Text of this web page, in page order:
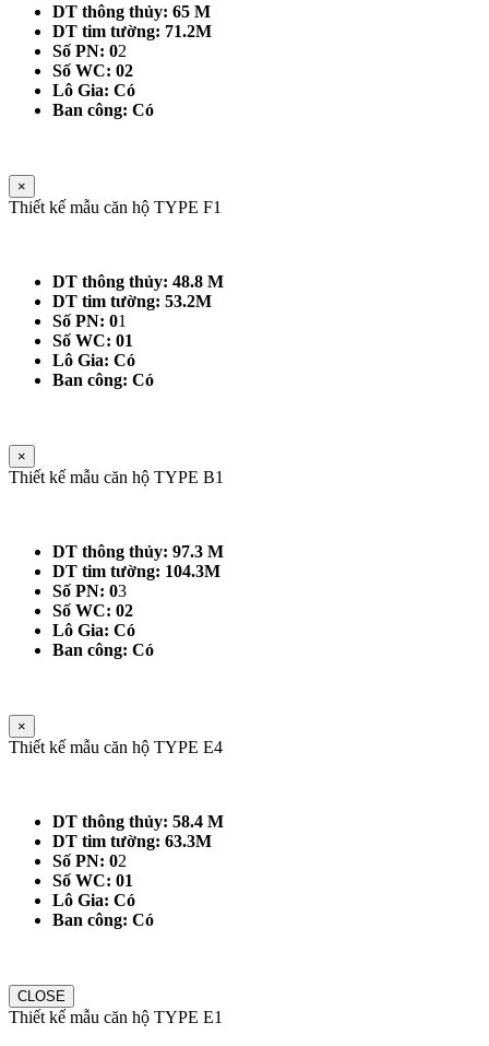
DT thông thủy: 65 M
DT tim tường: 71.2M
Số PN: 02
Số WC: 02
Lô Gia: Có
Ban công: Có
×
Thiết kế mẫu căn hộ TYPE F1
DT thông thủy: 48.8 M
DT tim tường: 53.2M
Số PN: 01
Số WC: 01
Lô Gia: Có
Ban công: Có
×
Thiết kế mẫu căn hộ TYPE B1
DT thông thủy: 97.3 M
DT tim tường: 104.3M
Số PN: 03
Số WC: 02
Lô Gia: Có
Ban công: Có
×
Thiết kế mẫu căn hộ TYPE E4
DT thông thủy: 58.4 M
DT tim tường: 63.3M
Số PN: 02
Số WC: 01
Lô Gia: Có
Ban công: Có
CLOSE
Thiết kế mẫu căn hộ TYPE E1